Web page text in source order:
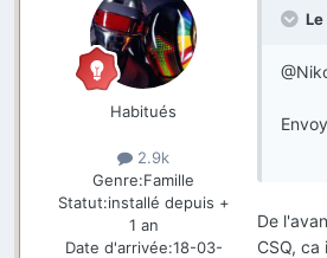
Habitués
2.9k
Genre:Famille
Statut:installé depuis +
1 an
Date d'arrivée:18-03-
Le
De
CSQ,